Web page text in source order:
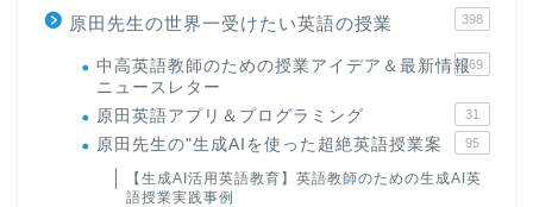
原田先生の世界一受けたい英語の授業 398
中高英語教師のための授業アイデア＆最新情報
ニュースレター
169
原田英語アプリ＆プログラミング 31
原田先生の"生成AIを使った超絶英語授業案 95
【生成AI活用英語教育】英語教師のための生成AI英
語授業実践事例